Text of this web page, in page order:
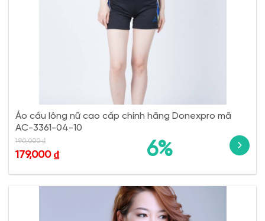
Áo cầu lông nữ cao cấp chính hãng Donexpro mã
AC-3361-04-10
6%
190,000₫
179,000 ₫